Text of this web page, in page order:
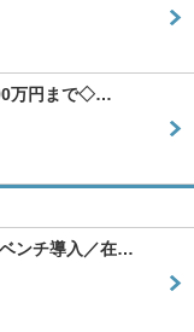
万円まで◇…
ベンチ導入／在…